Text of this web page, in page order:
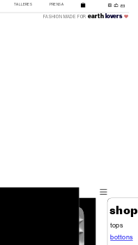
PRENSA
TALLERES
FASHION MADE FOR earth lovers
shop
tops
bottons